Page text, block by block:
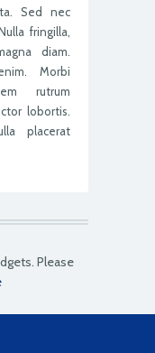
Sed nec
fringilla,
diam.
Morbi
rutrum
lobortis.
placerat
Please